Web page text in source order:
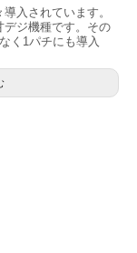
入されています。
デジ機種です。その
く1パチにも導入